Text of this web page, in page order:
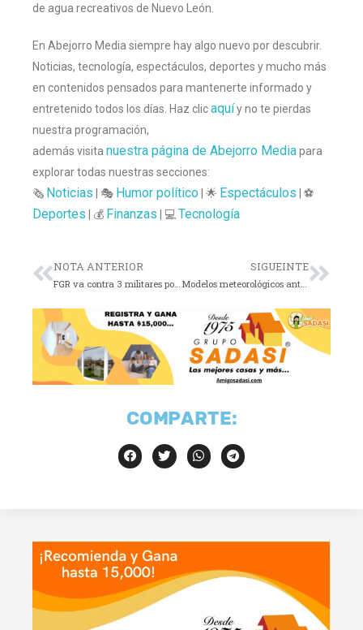
de agua recreativos de Nuevo León.
En Abejorro Media siempre hay algo nuevo por descubrir.
Noticias, tecnología, espectáculos, deportes y mucho más
en contenidos pensados para mantenerte informado y
entretenido todos los días. Haz clicaquíy no te pierdas
nuestra programación,
además visita nuestra página de Abejorro Mediapara
explorar todas nuestras secciones:
🗞️ Noticias | 🎭 Humor político| 🌟 Espectáculos | ⚽
Deportes | 💰 Finanzas | 💻 Tecnología
NOTA ANTERIOR SIGUEINTE
Modelos meteorológicos anticipan canícula más intensa en NL
COMPARTE: